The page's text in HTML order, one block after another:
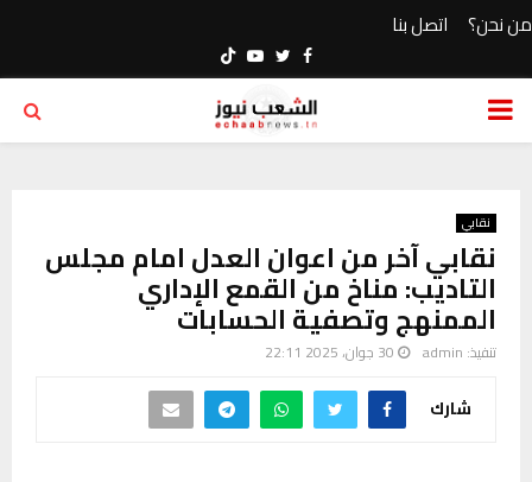
من نحن؟ اتصل بنا
Facebook
Twitter
Youtube
PRIMARY
نقابي
نقابي آخر من اعوان العدل امام مجلس
التاديب: مناخ من القمع الإداري
الممنهج وتصفية الحسابات
تنفيذ: admin 30 جوان، 2025 22:11
شارك